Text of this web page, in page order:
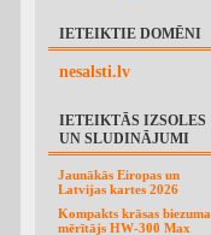
IETEIKTIE DOMĒNI
nesalsti.lv
IETEIKTĀS IZSOLES
UN SLUDINĀJUMI
Jaunākās Eiropas un
Latvijas kartes 2026
Kompakts krāsas biezuma
mērītājs HW-300 Max